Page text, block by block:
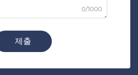
0/1000
제출